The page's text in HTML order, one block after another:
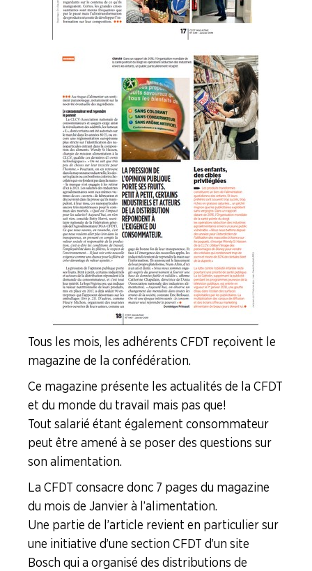
Tous les mois, les adhérents CFDT reçoivent le
magazine de la confédération.
Ce magazine présente les actualités de la CFDT
et du monde du travail mais pas que !
Tout salarié étant également consommateur
peut être amené à se poser des questions sur
son alimentation.
La CFDT consacre donc 7 pages du magazine
du mois de Janvier à l’alimentation.
Une partie de l’article revient en particulier sur
une initiative d’une section CFDT d’un site
Bosch qui a organisé des distributions de